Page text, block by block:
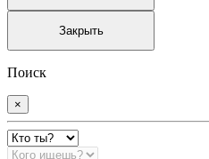
Закрыть
Поиск
×